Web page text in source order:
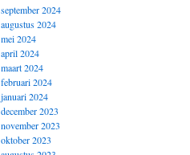
september 2024
augustus 2024
mei 2024
april 2024
maart 2024
februari 2024
januari 2024
december 2023
november 2023
oktober 2023